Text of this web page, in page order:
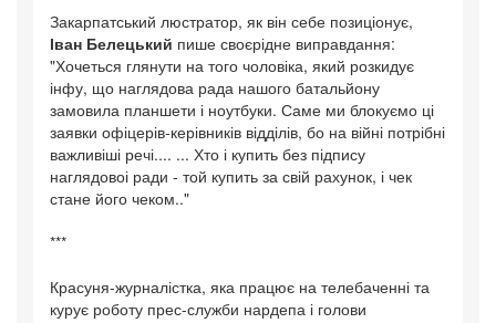
Закарпатський люстратор, як він себе позиціонує,
Іван Белецький пише своєрідне виправдання:
"Хочеться глянути на того чоловіка, який розкидує
інфу, що наглядова рада нашого батальйону
замовила планшети і ноутбуки. Саме ми блокуємо ці
заявки офіцерів-керівників відділів, бо на війні потрібні
важливіші речі.... ... Хто і купить без підпису
наглядовоі ради - той купить за свій рахунок, і чек
стане його чеком.."
***
Красуня-журналістка, яка працює на телебаченні та
курує роботу прес-служби нардепа і голови